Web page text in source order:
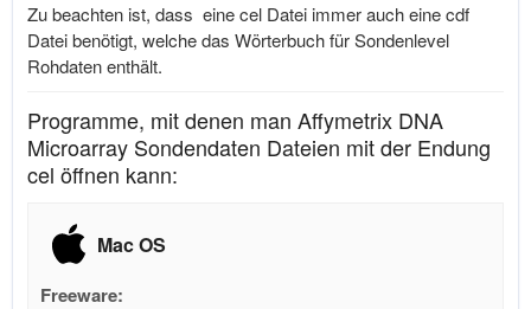
Zu beachten ist, dass eine cel Datei immer auch eine cdf
Datei benötigt, welche das Wörterbuch für Sondenlevel
Rohdaten enthält.
Programme, mit denen man Affymetrix DNA
Microarray Sondendaten Dateien mit der Endung
cel öffnen kann:
Mac OS
Freeware: